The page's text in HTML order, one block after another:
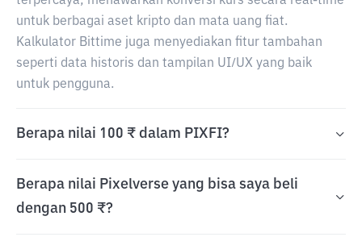
untuk berbagai aset kripto dan mata uang fiat.
Kalkulator Bittime juga menyediakan fitur tambahan
seperti data historis dan tampilan UI/UX yang baik
untuk pengguna.
Berapa nilai 100 ₹ dalam PIXFI?
Berapa nilai Pixelverse yang bisa saya beli
dengan 500 ₹?